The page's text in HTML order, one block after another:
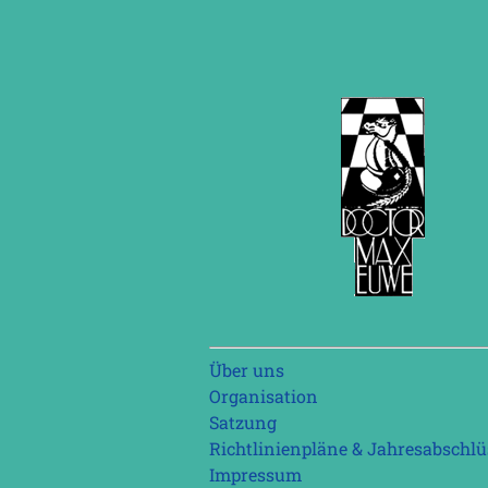
Navigation
überspringen
Über uns
Organisation
Satzung
Richtlinienpläne &
Impressum